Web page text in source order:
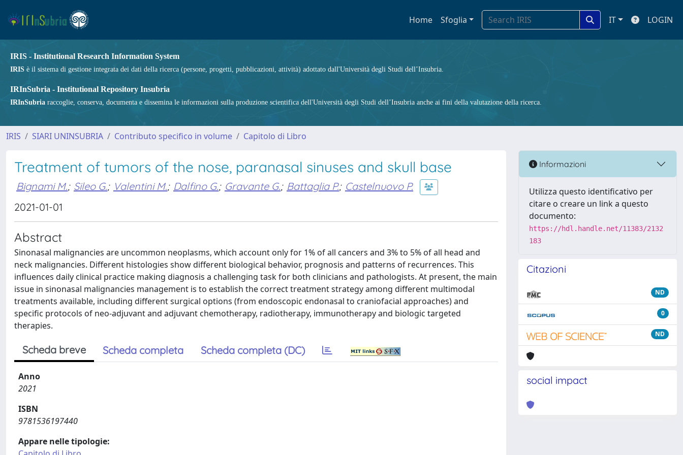
Home Sfoglia IT LOGIN
IRIS - Institutional Research Information System
IRIS è il sistema di gestione integrata dei dati della ricerca (persone, progetti, pubblicazioni, attività) adottato dall'Università degli Studi dell’Insubria.
IRInSubria - Institutional Repository Insubria
IRInSubria raccoglie, conserva, documenta e dissemina le informazioni sulla produzione scientifica dell'Università degli Studi dell’Insubria anche ai fini della valutazione della ricerca.
IRIS SIARI UNINSUBRIA Contributo specifico in volume Capitolo di Libro
Treatment of tumors of the nose, paranasal sinuses and skull base
Bignami M.; Sileo G.; Valentini M.; Dalfino G.; Gravante G.; Battaglia P.; Castelnuovo P.
2021-01-01
Abstract
Sinonasal malignancies are uncommon neoplasms, which account only for 1% of all cancers and 3% to 5% of all head and
neck malignancies. Different histologies show different biological behavior, prognosis and patterns of recurrences. This
influences daily clinical practice making diagnosis a challenging task for both clinicians and pathologists. At present, the main
issue in sinonasal malignancies management is to establish the correct treatment strategy among different multimodal
treatments available, including different surgical options (from endoscopic endonasal to craniofacial approaches) and
specific protocols of neo-adjuvant and adjuvant chemotherapy, radiotherapy, immunotherapy and biologic targeted
therapies.
Scheda breve Scheda completa Scheda completa (DC)
Anno
2021
ISBN
9781536197440
Appare nelle tipologie:
Informazioni
Utilizza questo identificativo per
citare o creare un link a questo
documento:
https://hdl.handle.net/11383/2132
183
Citazioni
ND
0
ND
social impact